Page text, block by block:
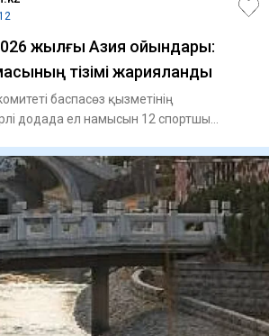
жылғы Азия ойындары:
тізімі жарияланды
баспасөз қызметінің
додада ел намысын 12 спортшы